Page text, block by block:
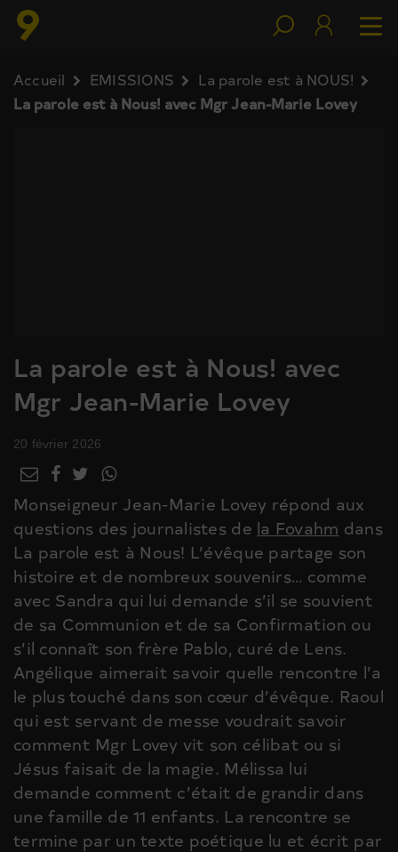
Accueil EMISSIONS
La parole est à NOUS!
La parole est à Nous! avec Mgr Jean-Marie Lovey
La parole est à Nous! avec
Mgr Jean-Marie Lovey
20 février 2026
Monseigneur Jean-Marie Lovey répond aux
questions des journalistes de la Fovahm dans
La parole est à Nous! L’évêque partage son
histoire et de nombreux souvenirs… comme
avec Sandra qui lui demande s’il se souvient
de sa Communion et de sa Confirmation ou
s’il connaît son frère Pablo, curé de Lens.
Angélique aimerait savoir quelle rencontre l’a
le plus touché dans son cœur d’évêque. Raoul
qui est servant de messe voudrait savoir
comment Mgr Lovey vit son célibat ou si
Jésus faisait de la magie. Mélissa lui
demande comment c’était de grandir dans
une famille de 11 enfants. La rencontre se
termine par un texte poétique lu et écrit par